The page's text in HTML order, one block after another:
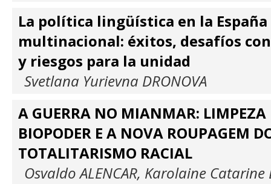
La política lingüística en la España
multinacional: éxitos, desafíos
y riesgos para la unidad
Svetlana Yurievna DRONOVA
A GUERRA NO MIANMAR: LIMPEZA
BIOPODER E A NOVA ROUPAGEM
TOTALITARISMO RACIAL
Osvaldo ALENCAR, Karolaine Catarine